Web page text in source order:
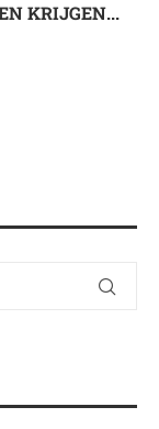
KRIJGEN...